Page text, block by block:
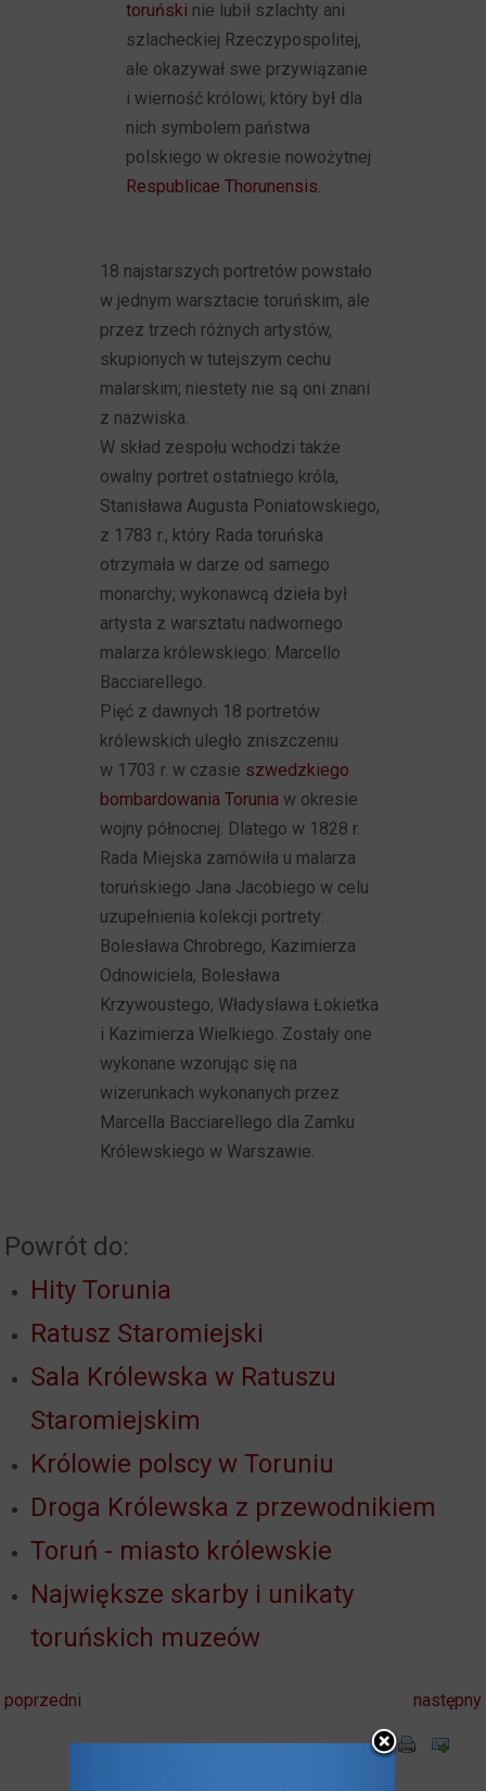
toruński nie lubił szlachty ani
szlacheckiej Rzeczypospolitej,
ale okazywał swe przywiązanie
i wierność królowi, który był dla
nich symbolem państwa
polskiego w okresie nowożytnej
Respublicae Thorunensis.
18 najstarszych portretów powstało
w jednym warsztacie toruńskim, ale
przez trzech różnych artystów,
skupionych w tutejszym cechu
malarskim; niestety nie są oni znani
z nazwiska.
W skład zespołu wchodzi także
owalny portret ostatniego króla,
Stanisława Augusta Poniatowskiego,
z 1783 r., który Rada toruńska
otrzymała w darze od samego
monarchy; wykonawcą dzieła był
artysta z warsztatu nadwornego
malarza królewskiego: Marcello
Bacciarellego.
Pięć z dawnych 18 portretów
królewskich uległo zniszczeniu
w 1703 r. w czasie szwedzkiego
bombardowania Torunia w okresie
wojny północnej. Dlatego w 1828 r.
Rada Miejska zamówiła u malarza
toruńskiego Jana Jacobiego w celu
uzupełnienia kolekcji portrety:
Bolesława Chrobrego, Kazimierza
Odnowiciela, Bolesława
Krzywoustego, Władysława Łokietka
i Kazimierza Wielkiego. Zostały one
wykonane wzorując się na
wizerunkach wykonanych przez
Marcella Bacciarellego dla Zamku
Królewskiego w Warszawie.
Powrót do:
Hity Torunia
Ratusz Staromiejski
Sala Królewska w Ratuszu
Staromiejskim
Królowie polscy w Toruniu
Droga Królewska z przewodnikiem
Toruń - miasto królewskie
Największe skarby i unikaty
toruńskich muzeów
poprzedni następny